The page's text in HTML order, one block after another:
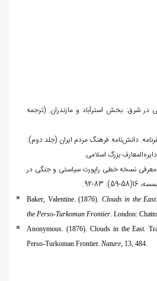
(1402). ابرهایی در شرق: بخش استرآباد و مازندران. (ترجمه
بیکر، سفرنامه. دانش‌نامه فرهنگ مردم ایران (جلد دوم):
نیک، روح‌اله. (1403). معرفی نسخه خطی راپورت سیاستی و جنگی در
83-92.
Baker, Valentine. (1876). Clouds in the
the Perso-Turkoman Frontier. London:
Anonymous. (1876). Clouds in the East.
Perso-Turkoman Frontier. Nature, 13, 484.